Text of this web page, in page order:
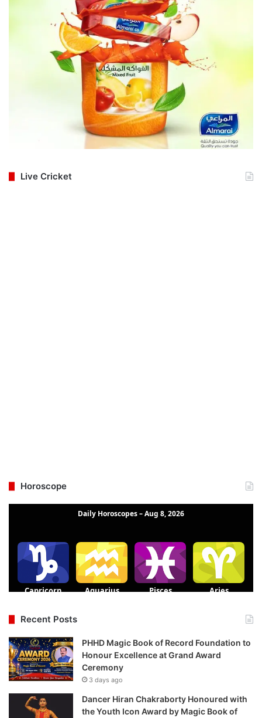
Live Cricket
Horoscope
Recent Posts
PHHD Magic Book of Record Foundation to
Honour Excellence at Grand Award
Ceremony
3 days ago
Dancer Hiran Chakraborty Honoured with
the Youth Icon Award by Magic Book of